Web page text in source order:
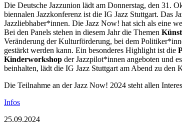
Die Deutsche Jazzunion lädt am Donnerstag, den 31.
biennalen Jazzkonferenz ist die IG Jazz Stuttgart. Das
Jazzliebhaber*innen. Die Jazz Now! hat sich als eine
Bei den Panels stehen in diesem Jahr die Themen
Veränderung der Kulturförderung, bei dem
gestärkt werden kann. Ein besonderes Highlight ist die
Kinderworkshop der Jazzpilot*innen angeboten und
beinhalten, lädt die IG Jazz Stuttgart am Abend zu den
Die Teilnahme an der Jazz Now! 2024 steht allen
Infos
25.09.2024